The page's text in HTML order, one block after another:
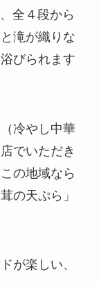
全４段から
滝が織りな
びられます
冷やし中華
でいただき
の地域なら
の天ぷら」
が楽しい、